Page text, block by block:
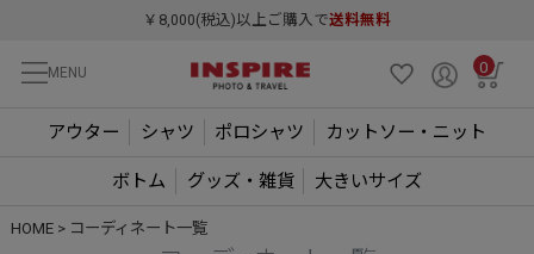
￥8,000(税込)以上ご購入で送料無料
MENU 0
アウター シャツ ポロシャツ カットソー・ニット
ボトム グッズ・雑貨 大きいサイズ
HOME コーディネート一覧